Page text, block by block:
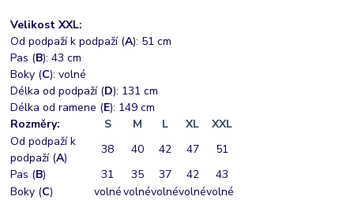
Velikost XXL:
Od podpaží k podpaží (A): 51 cm
Pas (B): 43 cm
Boky (C): volné
Délka od podpaží (D): 131 cm
Délka od ramene (E): 149 cm
Rozměry:
S M L XL
XXL
Od podpaží k
podpaží (A)
38 40 42 47
51
Pas (B) 31 35 37 42
43
Boky (C) volnévolnévolnévolnévolné